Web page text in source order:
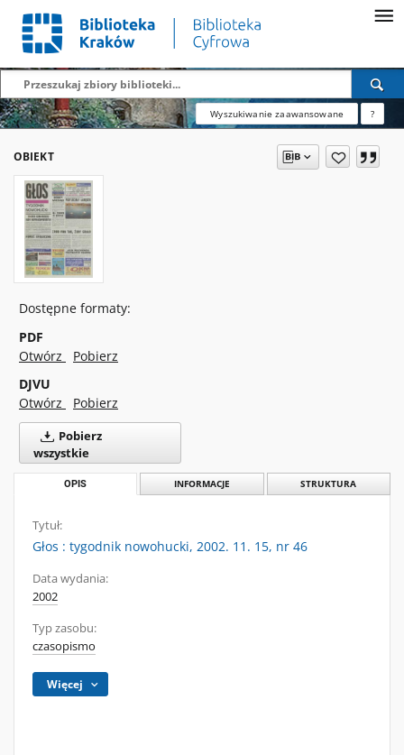
Wyszukiwanie zaawansowane ?
OBIEKT
Dostępne formaty:
PDF
Otwórz
Pobierz
DJVU
Otwórz
Pobierz
Pobierz
wszystkie
OPIS INFORMACJE STRUKTURA
Tytuł:
Głos : tygodnik nowohucki, 2002. 11. 15, nr 46
Data wydania:
2002
Typ zasobu:
czasopismo
Więcej